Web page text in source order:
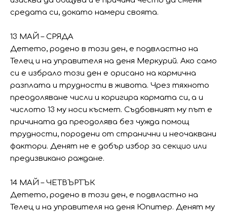
средата си, докато намери своята.
13 МАЙ – СРЯДА
Детето, родено в този ден, е подвластно на
Телец и на управителя на деня Меркурий. Ако само
си е избрало този ден е орисано на кармична
разплата и трудности в живота. Чрез тяхното
преодоляване числи и коригира кармата си, а и
числото 13 му носи късмет. Съдбовният му път е
причината да преодолява без чужда помощ
трудности, породени от странични и неочаквани
фактори. Денят не е добър избор за секцио или
предизвикано раждане.
14 МАЙ – ЧЕТВЪРТЪК
Детето, родено в този ден, е подвластно на
Телец и на управителя на деня Юпитер. Денят му